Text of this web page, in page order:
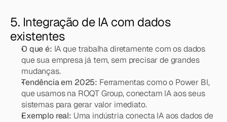
5. Integração de IA com dados
existentes
O que é: IA que trabalha diretamente com os dados
que sua empresa já tem, sem precisar de grandes
mudanças.
Tendência em 2025: Ferramentas como o Power BI,
que usamos na ROQT Group, conectam IA aos seus
sistemas para gerar valor imediato.
Exemplo real: Uma indústria conecta IA aos dados de